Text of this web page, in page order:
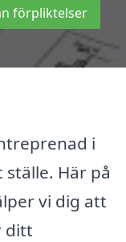
förpliktelser
i
Här på
vi dig att
ditt